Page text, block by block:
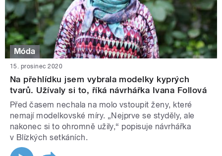
Móda
15. prosinec 2020
Na přehlídku jsem vybrala modelky kyprých
tvarů. Užívaly si to, říká návrhářka Ivana Follová
Před časem nechala na molo vstoupit ženy, které
nemají modelkovské míry. „Nejprve se styděly, ale
nakonec si to ohromně užily,“ popisuje návrhářka
v Blízkých setkáních.